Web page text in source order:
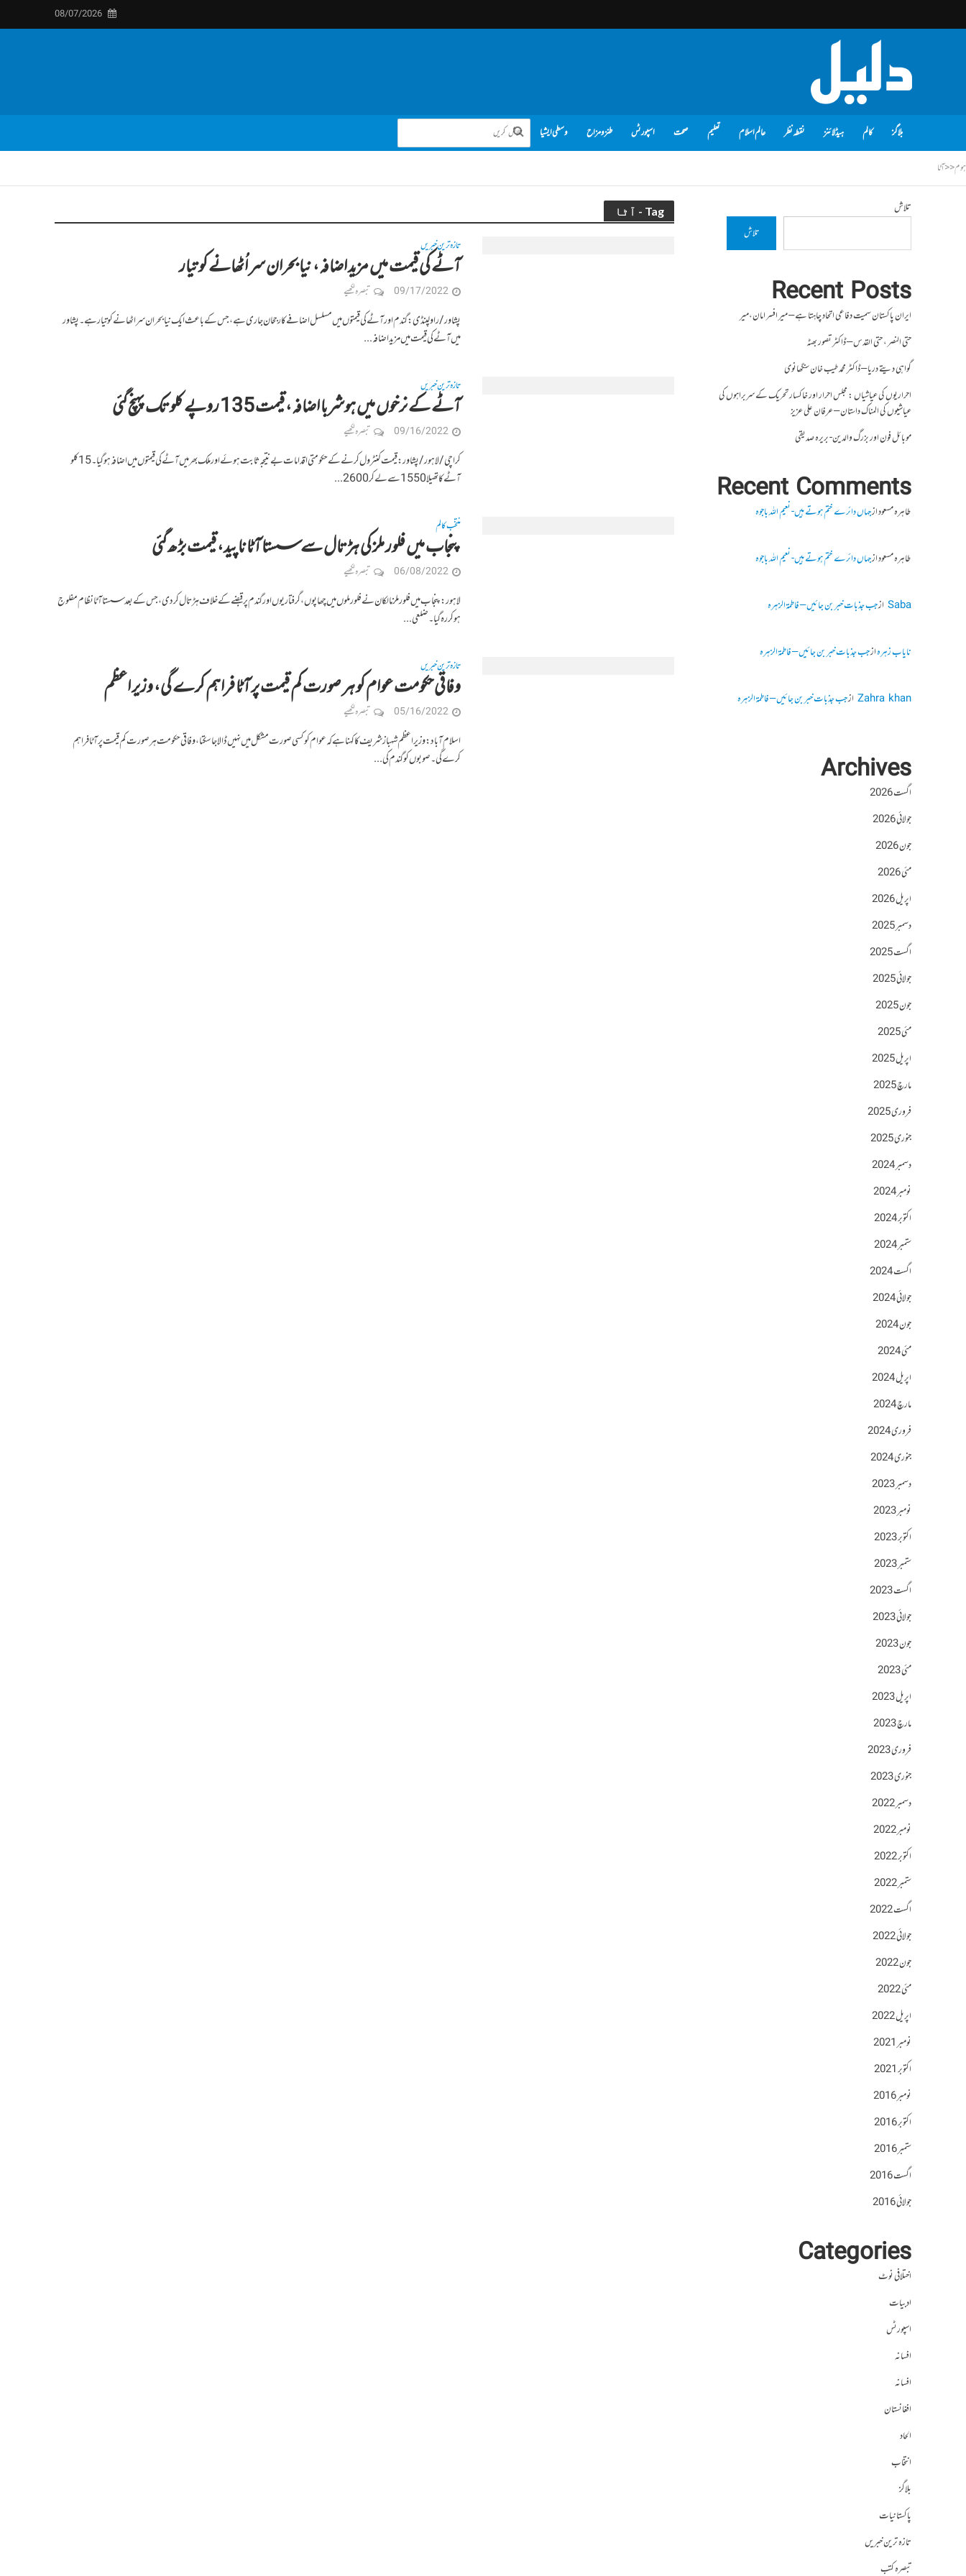
08/07/2026
بلاگز کالم ہیڈلائنز نقطہ نظر عالم اسلام تعلیم صحت اسپورٹس طنز و مزاح وسطی ایشیا
ہوم<<آٹا
Tag - آٹا
تازہ ترین خبریں
آٹے کی قیمت میں مزید اضافہ، نیا بحران سر اُٹھانے کو تیار
09/17/2022 تبصرہ لکھیے
پشاور / راولپنڈی: گندم اور آٹے کی قیمتوں میں مسلسل اضافے کا رجحان جاری ہے، جس کے باعث ایک نیا بحران سر اٹھانے کو تیار ہے۔ پشاور
میں آٹے کی قیمت میں مزید اضافہ...
تازہ ترین خبریں
آٹے کے نرخوں میں ہوشربا اضافہ، قیمت 135 روپے کلو تک پہنچ گئی
09/16/2022 تبصرہ لکھیے
کراچی / لاہور / پشاور: قیمت کنٹرول کرنے کے حکومتی اقدامات بے نتیجہ ثابت ہوئے اور ملک بھرمیں آٹے کی قیمتوں میں اضافہ ہوگیا۔ 15 کلو
آٹےکا تھیلا 1550 سےلےکر 2600...
منتخب کالم
پنجاب میں فلور ملز کی ہڑتال سے سستا آٹا ناپید، قیمت بڑھ گئی
06/08/2022 تبصرہ لکھیے
لاہور: پنجاب میں فلور ملز مالکان نے فلور ملوں میں چھاپوں، گرفتاریوں اور گندم پر قبضے کے خلاف ہڑتال کردی، جس کے بعد سستا آٹا نظام مفلوج
ہوکر رہ گیا۔ضلعی...
تازہ ترین خبریں
وفاقی حکومت عوام کو ہر صورت کم قیمت پر آٹا فراہم کرے گی، وزیر اعظم
05/16/2022 تبصرہ لکھیے
اسلام آباد: وزیر اعظم شہباز شریف کا کہنا ہے کہ عوام کو کسی صورت مشکل میں نہیں ڈالا جا سکتا، وفاقی حکومت ہر صورت کم قیمت پر آٹا فراہم
کرے گی۔ صوبوں کو گندم کی...
تلاش
تلاش
Recent Posts
ایران پاکستان سمیت دفاعی اتحاد چاہتا ہے – میر افسر امان،میر
حتی النصر ، حتی القدس – ڈاکٹر تصور بھٹہ
گواہی دیتے دریا – ڈاکٹر محمد طیب خان سنگھانوی
احراریوں کی عیاشیاں : مجلس احرار اور خاکسار تحریک کے سربراہوں کی
عیاشیوں کی المناک داستان – عرفان علی عزیز
موبائل فون اور بزرگ والدین- بریرہ صدیقی
Recent Comments
طاہرہ مسعودازجہاں دائرے ختم ہوتے ہیں- نعیم اللہ باجوہ
طاہرہ مسعودازجہاں دائرے ختم ہوتے ہیں- نعیم اللہ باجوہ
Sabaازجب جذبات خبر بن جائیں – فاطمۃالزہرہ
نایاب زہرہازجب جذبات خبر بن جائیں – فاطمۃالزہرہ
Zahra khanازجب جذبات خبر بن جائیں – فاطمۃالزہرہ
Archives
اگست 2026
جولائی 2026
جون 2026
مئی 2026
اپریل 2026
دسمبر 2025
اگست 2025
جولائی 2025
جون 2025
مئی 2025
اپریل 2025
مارچ 2025
فروری 2025
جنوری 2025
دسمبر 2024
نومبر 2024
اکتوبر 2024
ستمبر 2024
اگست 2024
جولائی 2024
جون 2024
مئی 2024
اپریل 2024
مارچ 2024
فروری 2024
جنوری 2024
دسمبر 2023
نومبر 2023
اکتوبر 2023
ستمبر 2023
اگست 2023
جولائی 2023
جون 2023
مئی 2023
اپریل 2023
مارچ 2023
فروری 2023
جنوری 2023
دسمبر 2022
نومبر 2022
اکتوبر 2022
ستمبر 2022
اگست 2022
جولائی 2022
جون 2022
مئی 2022
اپریل 2022
نومبر 2021
اکتوبر 2021
نومبر 2016
اکتوبر 2016
ستمبر 2016
اگست 2016
جولائی 2016
Categories
اختلافی نوٹ
ادبیات
اسپورٹس
افسانہ
افسانہ
افغانستان
الحاد
انتخاب
بلاگز
پاکستانیات
تازہ ترین خبریں
تبصرہ کتب